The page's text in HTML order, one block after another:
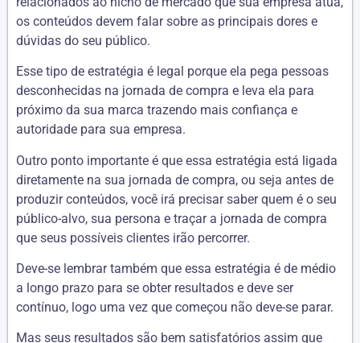
os conteúdos devem falar sobre as principais dores e
dúvidas do seu público.
Esse tipo de estratégia é legal porque ela pega pessoas
desconhecidas na jornada de compra e leva ela para
próximo da sua marca trazendo mais confiança e
autoridade para sua empresa.
Outro ponto importante é que essa estratégia está ligada
diretamente na sua jornada de compra, ou seja antes de
produzir conteúdos, você irá precisar saber quem é o seu
público-alvo, sua persona e traçar a jornada de compra
que seus possíveis clientes irão percorrer.
Deve-se lembrar também que essa estratégia é de médio
a longo prazo para se obter resultados e deve ser
contínuo, logo uma vez que começou não deve-se parar.
Mas seus resultados são bem satisfatórios assim que